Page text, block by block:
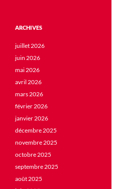
ARCHIVES
juillet 2026
juin 2026
mai 2026
avril 2026
mars 2026
février 2026
janvier 2026
décembre 2025
novembre 2025
octobre 2025
septembre 2025
août 2025